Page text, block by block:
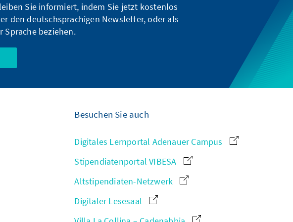
Sie informiert, indem Sie jetzt kostenlos
den deutschsprachigen Newsletter, oder als
beziehen.
Besuchen Sie auch
Digitales Lernportal Adenauer Campus
Stipendiatenportal VIBESA
Altstipendiaten-Netzwerk
Digitaler Lesesaal